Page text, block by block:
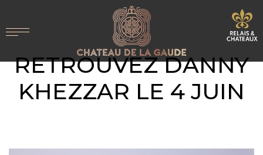
RETROUVEZ DANNY
KHEZZAR LE 4 JUIN